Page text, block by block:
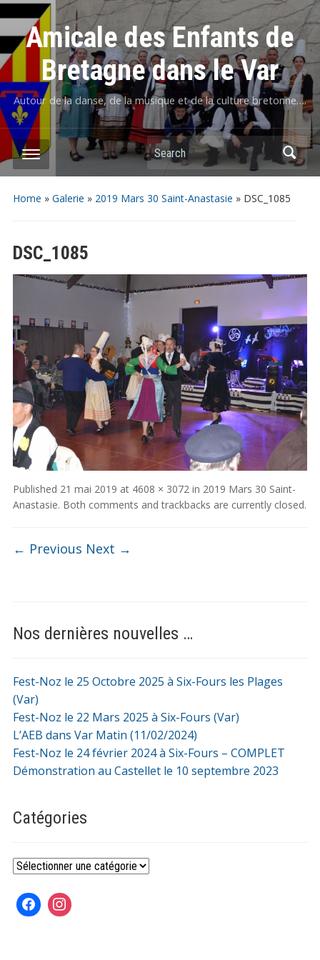
Amicale des Enfants de
Bretagne dans le Var
Autour de la danse, de la musique et de la culture bretonne….
Home » Galerie » 2019 Mars 30 Saint-Anastasie » DSC_1085
DSC_1085
Published 21 mai 2019 at 4608 × 3072 in 2019 Mars 30 Saint-
Anastasie. Both comments and trackbacks are currently closed.
← Previous Next →
Nos dernières nouvelles …
Fest-Noz le 25 Octobre 2025 à Six-Fours les Plages
(Var)
Fest-Noz le 22 Mars 2025 à Six-Fours (Var)
L’AEB dans Var Matin (11/02/2024)
Fest-Noz le 24 février 2024 à Six-Fours – COMPLET
Démonstration au Castellet le 10 septembre 2023
Catégories
Catégories